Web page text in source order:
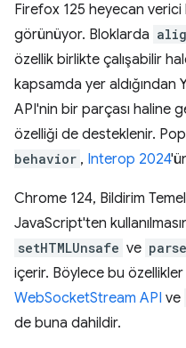
Firefox 125 heyecan
görünüyor. Bloklarda
özellik birlikte çalışabilir
kapsamda yer aldığından
API'nin bir parçası haline
özelliği de desteklenir.
behavior , Interop 2024
Chrome 124, Bildirim
JavaScript'ten
setHTMLUnsafe ve
içerir. Böylece bu özellikler
WebSocketStream API ve
de buna dahildir.